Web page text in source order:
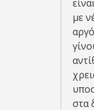
με
στα